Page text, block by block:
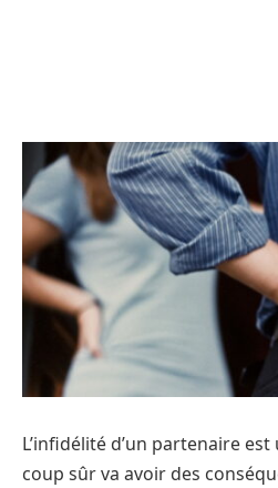
L’infidélité d’un partenaire
coup sûr va avoir des